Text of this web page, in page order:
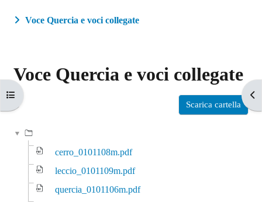
Apri indice del corso
Voce Quercia e voci collegate
Voce Quercia e voci collegate
Scarica cartella
cerro_0101108m.pdf
leccio_0101109m.pdf
quercia_0101106m.pdf